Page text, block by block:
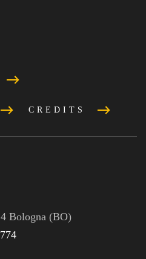
CREDITS
Bologna (BO)